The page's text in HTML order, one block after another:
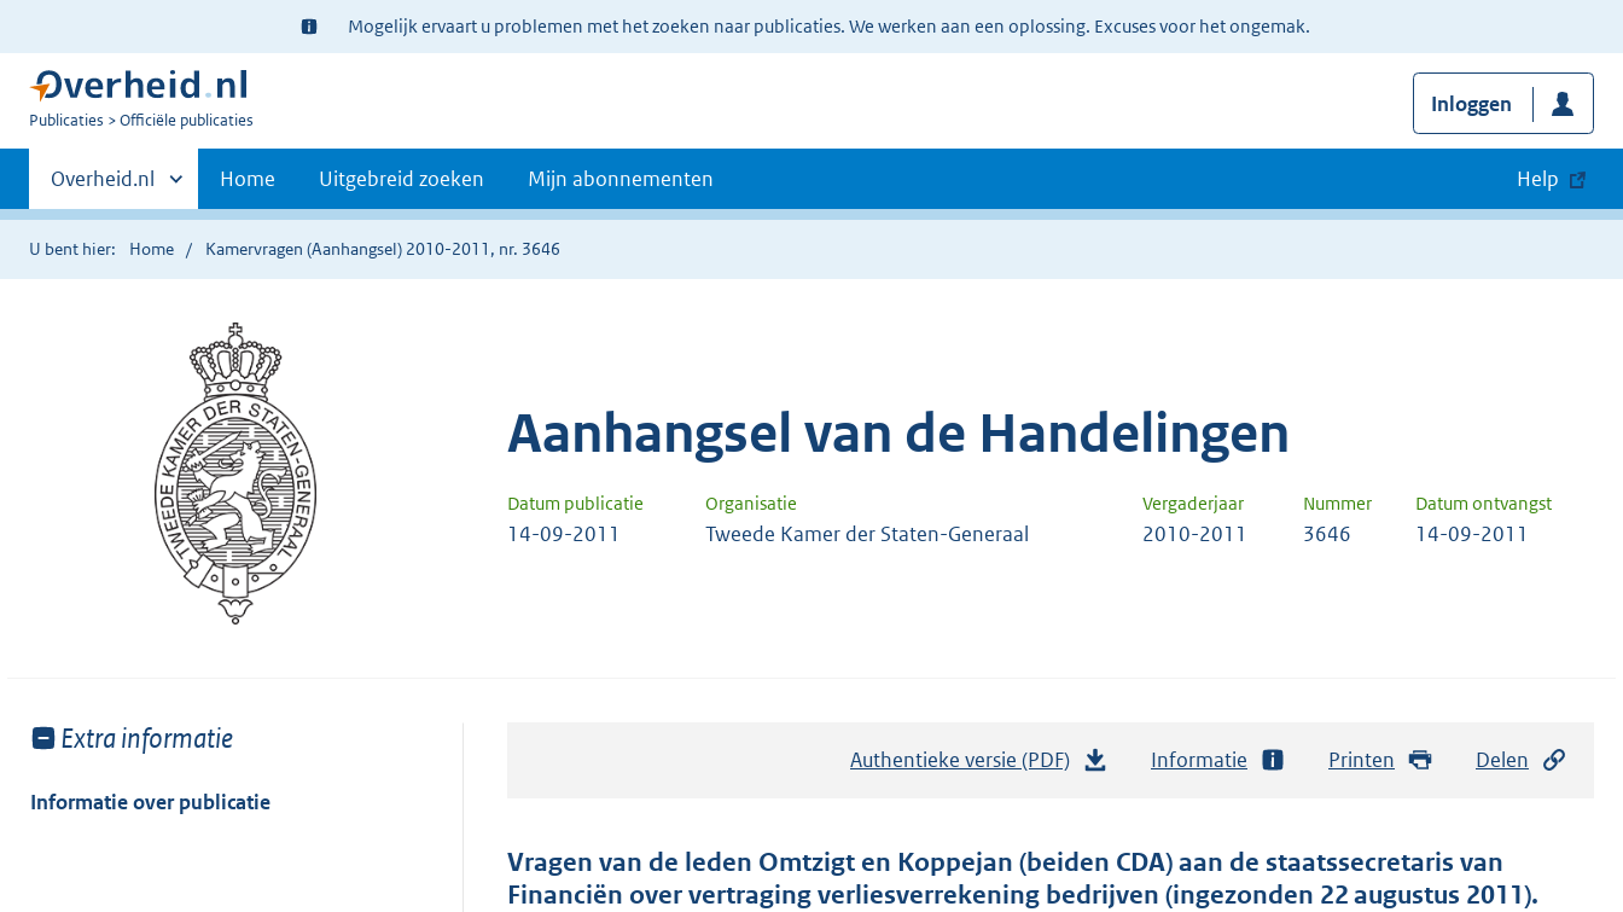
Ter
informatie:
Mogelijk ervaart u problemen met het zoeken naar publicaties. We werken aan een oplossing. Excuses voor het ongemak.
U
Publicaties Officiële publicaties
Inloggen
Primaire
navigatie
Andere
sites
binnen
Overheid.nl Home Uitgebreid zoeken Mijn abonnementen Help
U bent hier: Home Kamervragen (Aanhangsel) 2010-2011, nr. 3646
Aanhangsel van de Handelingen
Datum publicatie Organisatie Vergaderjaar Nummer Datum ontvangst
14-09-2011 Tweede Kamer der Staten-Generaal 2010-2011 3646 14-09-2011
Toon
van:
Extra informatie
Informatie over publicatie
Authentieke versie (PDF)
t
a
Informatie Printen Delen
Vragen van de leden Omtzigt en Koppejan (beiden CDA) aan de staatssecretaris van
Financiën over vertraging verliesverrekening bedrijven (ingezonden 22 augustus 2011).